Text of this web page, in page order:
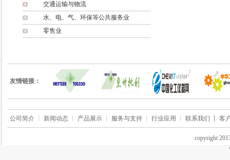
交通运输与物流
水、电、气、环保等公共服务业
零售业
友情链接：
公司简介丨 新闻动态丨 产品展示丨 服务与支持丨 行业应用 联系我们 丨 客
copyright